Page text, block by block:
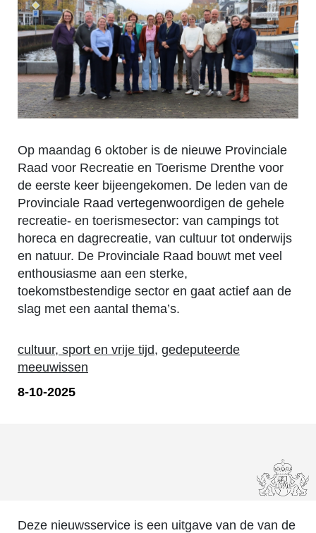
Op maandag 6 oktober is de nieuwe Provinciale
Raad voor Recreatie en Toerisme Drenthe voor
de eerste keer bijeengekomen. De leden van de
Provinciale Raad vertegenwoordigen de gehele
recreatie- en toerismesector: van campings tot
horeca en dagrecreatie, van cultuur tot onderwijs
en natuur. De Provinciale Raad bouwt met veel
enthousiasme aan een sterke,
toekomstbestendige sector en gaat actief aan de
slag met een aantal thema’s.
cultuur, sport en vrije tijd, gedeputeerde
meeuwissen
8-10-2025
Deze nieuwsservice is een uitgave van de van de